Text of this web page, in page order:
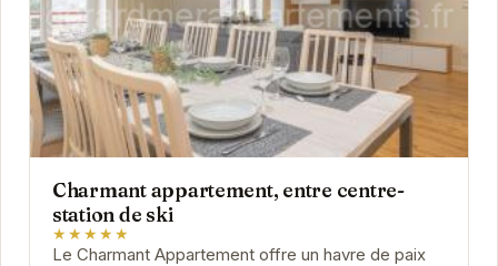
Charmant appartement, entre centre-
station de ski
★★★★★
Le Charmant Appartement offre un havre de paix